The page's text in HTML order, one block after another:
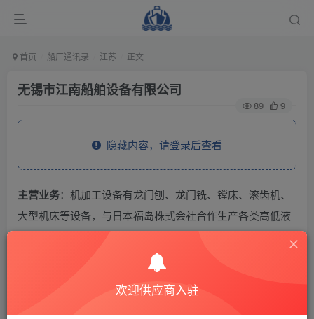
首页 船厂通讯录 江苏 正文
无锡市江南船舶设备有限公司
89 9
隐藏内容，请登录后查看
主营业务：机加工设备有龙门刨、龙门铣、镗床、滚齿机、
大型机床等设备，与日本福岛株式会社合作生产各类高低液
THE END
欢迎供应商入驻